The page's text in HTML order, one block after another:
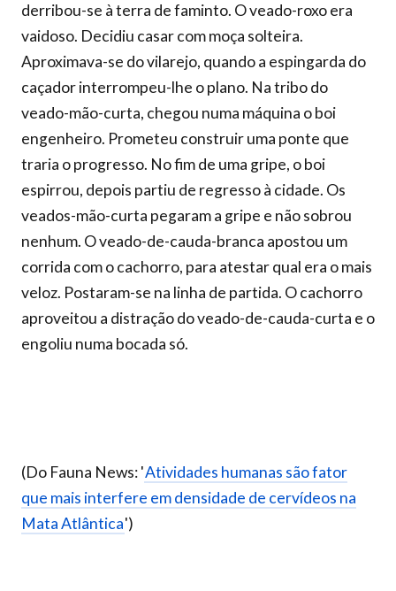
derribou-se à terra de faminto. O veado-roxo era
vaidoso. Decidiu casar com moça solteira.
Aproximava-se do vilarejo, quando a espingarda do
caçador interrompeu-lhe o plano. Na tribo do
veado-mão-curta, chegou numa máquina o boi
engenheiro. Prometeu construir uma ponte que
traria o progresso. No fim de uma gripe, o boi
espirrou, depois partiu de regresso à cidade. Os
veados-mão-curta pegaram a gripe e não sobrou
nenhum. O veado-de-cauda-branca apostou um
corrida com o cachorro, para atestar qual era o mais
veloz. Postaram-se na linha de partida. O cachorro
aproveitou a distração do veado-de-cauda-curta e o
engoliu numa bocada só.
(Do Fauna News: 'Atividades humanas são fator
que mais interfere em densidade de cervídeos na
Mata Atlântica')